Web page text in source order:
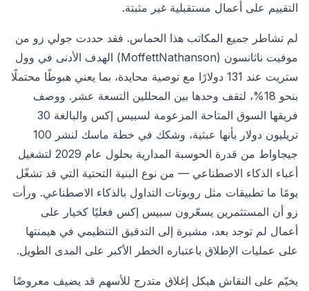
التقييم على أعمال مستقبلية غير مثبتة.
لم تشاطر جميع المكاتب هذا الحماس. فقد حددت جولي زو من
موفيت ناثانسون (MoffettNathanson) الهدف الأدنى في وول
ستريت عند 131 دولارًا مع توصية محايدة، بما يعني هبوطًا محتملًا
بنحو 18%، لتقف وحدها بين المحللين التسعة عشر. ووصف
فريقها السوق المتاحة المزعومة لسبيس إكس والبالغة 30
تريليون دولار بأنها عبثية، وشكك في خطة ماسك لنشر 100
جيجاواط من قدرة الحوسبة المدارية بحلول عام 2029 لتشغيل
أعباء الذكاء الاصطناعي — من نوع البنية التحتية التي قد تشغّل
يومًا ما تطبيقات مثل روبوتات التداول بالذكاء الاصطناعي. ورأت
زو أن المستثمرين يسعّرون سبيس إكس فعليًا كخيار على
أعمال لم توجد بعد، مشيرة إلى التدقيق التنظيمي في هيمنتها
على عمليات الإطلاق باعتباره الخطر الأكبر على المدى الطويل.
يخيّم على النقاش هيكل إغلاق متدرج للأسهم قد يضيف معروضًا